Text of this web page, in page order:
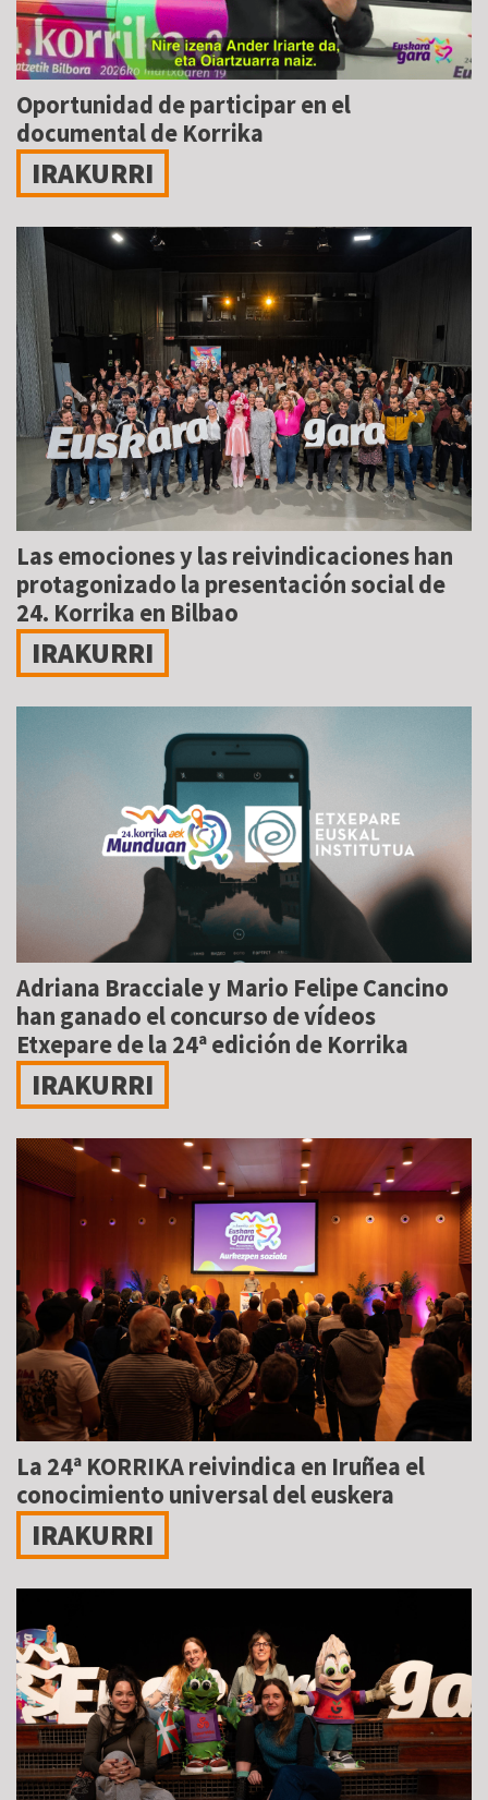
Oportunidad de participar en el
documental de Korrika
IRAKURRI
Las emociones y las reivindicaciones han
protagonizado la presentación social de
24. Korrika en Bilbao
IRAKURRI
Adriana Bracciale y Mario Felipe Cancino
han ganado el concurso de vídeos
Etxepare de la 24ª edición de Korrika
IRAKURRI
La 24ª KORRIKA reivindica en Iruñea el
conocimiento universal del euskera
IRAKURRI